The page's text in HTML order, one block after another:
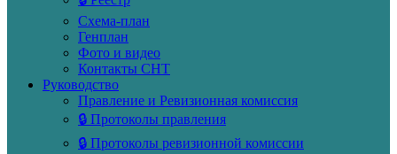
Схема-план
Генплан
Фото и видео
Контакты СНТ
Руководство
Правление и Ревизионная комиссия
🔒 Протоколы правления
🔒 Протоколы ревизионной комиссии